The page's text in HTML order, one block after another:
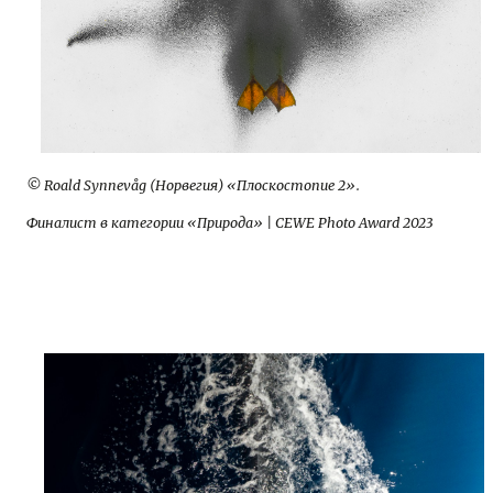
© Roald Synnevåg (Норвегия) «Плоскостопие 2».
Финалист в категории «Природа» | CEWE Photo Award 2023